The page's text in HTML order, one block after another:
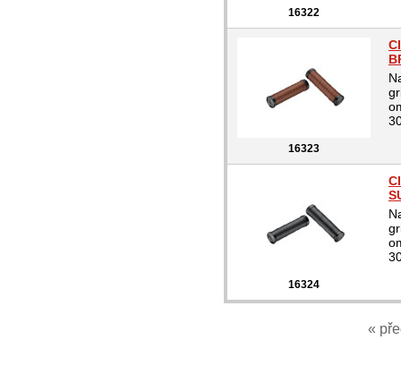
16322
16323
16324
«